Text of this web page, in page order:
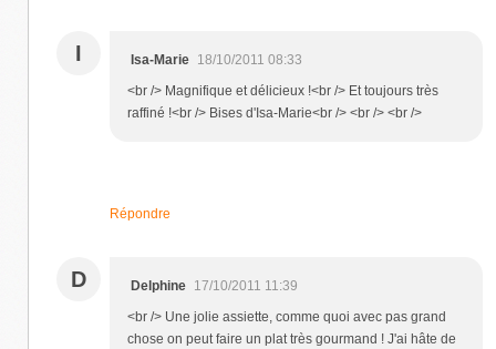
I Isa-Marie 18/10/2011 08:33
<br /> Magnifique et délicieux !<br /> Et toujours très
raffiné !<br /> Bises d'Isa-Marie<br /> <br /> <br />
Répondre
D Delphine 17/10/2011 11:39
<br /> Une jolie assiette, comme quoi avec pas grand
chose on peut faire un plat très gourmand ! J'ai hâte de